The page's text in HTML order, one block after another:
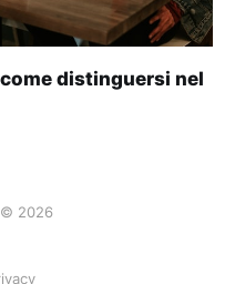
distinguersi nel
2026